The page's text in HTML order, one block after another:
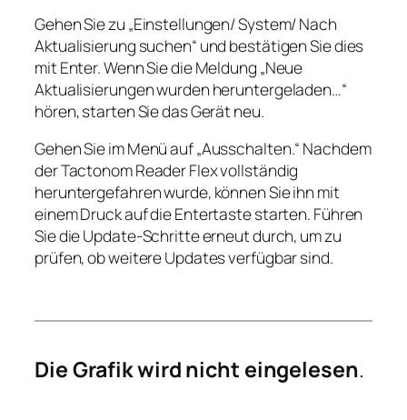
Gehen Sie zu „Einstellungen/ System/ Nach
Aktualisierung suchen“ und bestätigen Sie dies
mit Enter. Wenn Sie die Meldung „Neue
Aktualisierungen wurden heruntergeladen…“
hören, starten Sie das Gerät neu.
Gehen Sie im Menü auf „Ausschalten.“ Nachdem
der Tactonom Reader Flex vollständig
heruntergefahren wurde, können Sie ihn mit
einem Druck auf die Entertaste starten. Führen
Sie die Update-Schritte erneut durch, um zu
prüfen, ob weitere Updates verfügbar sind.
Die Grafik wird nicht eingelesen.